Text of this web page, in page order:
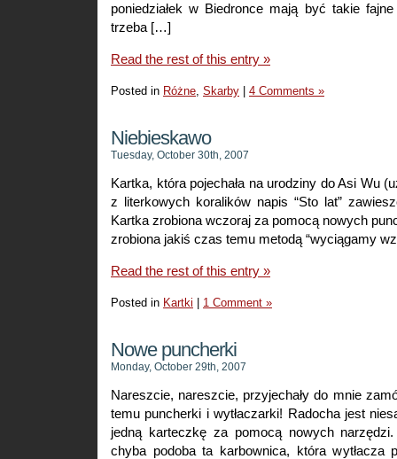
poniedziałek w Biedronce mają być takie
trzeba […]
Read the rest of this entry »
Posted in Różne, Skarby 4 Comments »
Niebieskawo
Tuesday, October 30th, 2007
Kartka, która pojechała na urodziny do Asi Wu
z literkowych koralików napis “Sto lat”
Kartka zrobiona wczoraj za pomocą nowych
zrobiona jakiś czas temu metodą “wyciągamy
Read the rest of this entry »
Posted in Kartki 1 Comment »
Nowe puncherki
Monday, October 29th, 2007
Nareszcie, nareszcie, przyjechały do mnie
temu puncherki i wytłaczarki! Radocha jest
jedną karteczkę za pomocą nowych
chyba podoba ta karbownica, która wytłacza